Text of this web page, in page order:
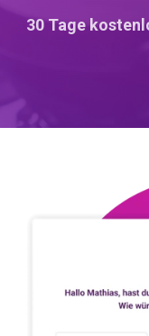
30 Tage